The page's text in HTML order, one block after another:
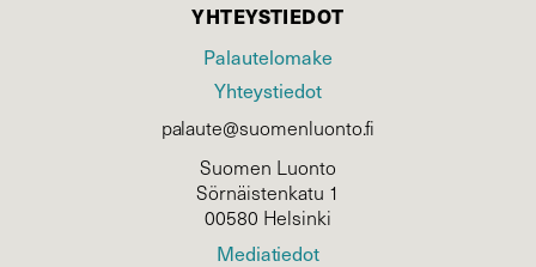
YHTEYSTIEDOT
Palautelomake
Yhteystiedot
palaute@suomenluonto.fi
Suomen Luonto
Sörnäistenkatu 1
00580 Helsinki
Mediatiedot